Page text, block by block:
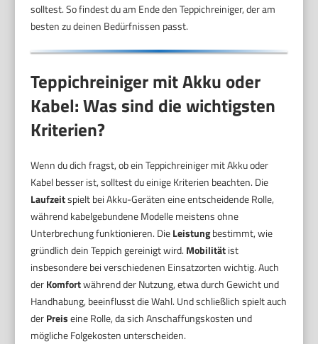
solltest. So findest du am Ende den Teppichreiniger, der am
besten zu deinen Bedürfnissen passt.
Teppichreiniger mit Akku oder
Kabel: Was sind die wichtigsten
Kriterien?
Wenn du dich fragst, ob ein Teppichreiniger mit Akku oder
Kabel besser ist, solltest du einige Kriterien beachten. Die
Laufzeitspielt bei Akku-Geräten eine entscheidende Rolle,
während kabelgebundene Modelle meistens ohne
Unterbrechung funktionieren. DieLeistungbestimmt, wie
gründlich dein Teppich gereinigt wird. Mobilitätist
insbesondere bei verschiedenen Einsatzorten wichtig. Auch
derKomfortwährend der Nutzung, etwa durch Gewicht und
Handhabung, beeinflusst die Wahl. Und schließlich spielt auch
derPreiseine Rolle, da sich Anschaffungskosten und
mögliche Folgekosten unterscheiden.